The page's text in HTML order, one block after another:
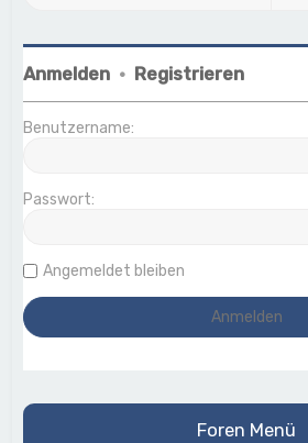
Anmelden • Registrieren
Benutzername:
Passwort:
Angemeldet bleiben
Foren Menü